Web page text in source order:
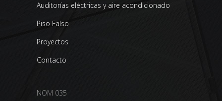
Auditorías eléctricas y aire acondicionado
Piso Falso
Proyectos
Contacto
NOM 035